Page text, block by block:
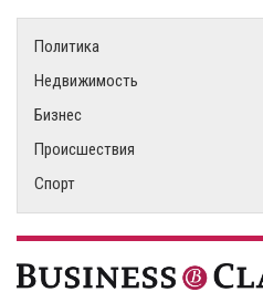
Политика
Недвижимость
Бизнес
Происшествия
Спорт